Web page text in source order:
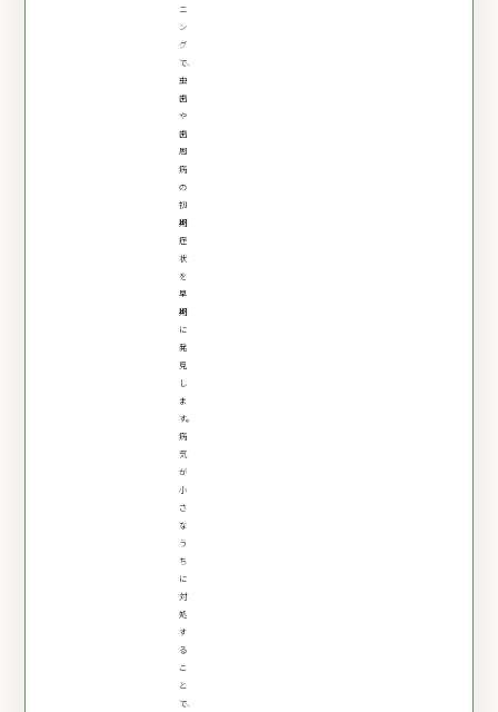
ニ
ン
グ
で、
虫
歯
や
歯
周
病
の
初
期
症
状
を
早
期
に
発
見
し
ま
す。
病
気
が
小
さ
な
う
ち
に
対
処
す
る
こ
と
で、